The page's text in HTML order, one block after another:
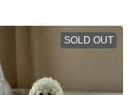
SOLD OUT